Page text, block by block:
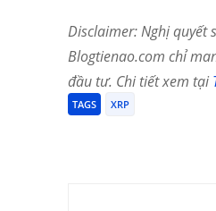
Disclaimer: Nghị quyết
Blogtienao.com chỉ
đầu tư. Chi tiết xem tại
TAGS XRP